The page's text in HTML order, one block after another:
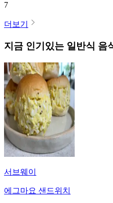
7
더보기
지금 인기있는 일반식 음
서브웨이
에그마요 샌드위치